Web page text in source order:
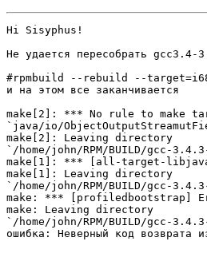
Hi Sisyphus!
Не удается пересобрать
#rpmbuild --rebuild --
и на этом все заканчивается
make[2]: *** No rule to make
`java/io/
make[2]: Leaving directory
`/home/john/RPM/BUILD/gcc-
make[1]: *** [all-target-
make[1]: Leaving directory
`/home/john/RPM/BUILD/gcc-
make: *** [profiledbootstrap]
make: Leaving directory
`/home/john/RPM/BUILD/gcc-
ошибка: Неверный код